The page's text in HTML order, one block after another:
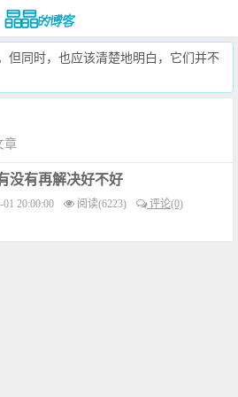
但同时，也应该清楚地明白，它们并不
章
没有再解决好不好
20:00:00 阅读(6223) 评论(0)